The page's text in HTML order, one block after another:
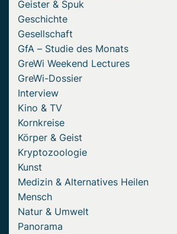
Geister & Spuk
Geschichte
Gesellschaft
GfA – Studie des Monats
GreWi Weekend Lectures
GreWi-Dossier
Interview
Kino & TV
Kornkreise
Körper & Geist
Kryptozoologie
Kunst
Medizin & Alternatives Heilen
Mensch
Natur & Umwelt
Panorama